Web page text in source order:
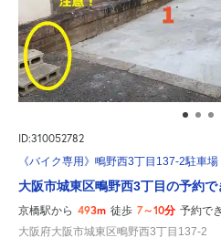
ID:310052782
《バイク専用》鴫野西3丁目137-2駐車場
大阪市城東区鴫野西3丁目の予約で
京橋駅から 493m 徒歩 7～10分 予約で
大阪府大阪市城東区鴫野西3丁目137-2